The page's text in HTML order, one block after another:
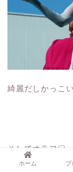
綺麗だしかっこ
そしてオラフ♡
ホーム プ